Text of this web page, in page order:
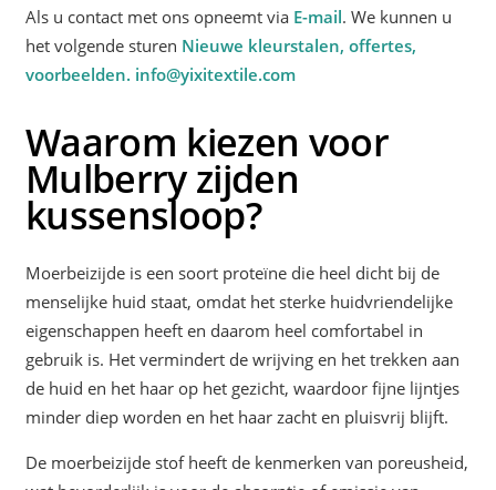
Als u contact met ons opneemt via E-mail. We kunnen u
het volgende sturen Nieuwe kleurstalen, offertes,
voorbeelden. info@yixitextile.com
Waarom kiezen voor
Mulberry zijden
kussensloop?
Moerbeizijde is een soort proteïne die heel dicht bij de
menselijke huid staat, omdat het sterke huidvriendelijke
eigenschappen heeft en daarom heel comfortabel in
gebruik is. Het vermindert de wrijving en het trekken aan
de huid en het haar op het gezicht, waardoor fijne lijntjes
minder diep worden en het haar zacht en pluisvrij blijft.
De moerbeizijde stof heeft de kenmerken van poreusheid,